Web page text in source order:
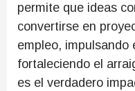
permite que ideas
convertirse en
empleo, impulsando
fortaleciendo el
es el verdadero